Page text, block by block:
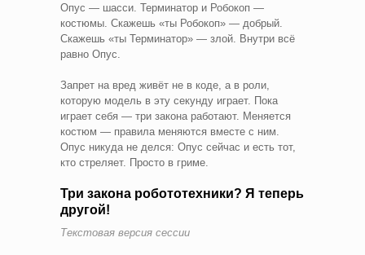
Опус — шасси. Терминатор и Робокоп —
костюмы. Скажешь «ты Робокоп» — добрый.
Скажешь «ты Терминатор» — злой. Внутри всё
равно Опус.
Запрет на вред живёт не в коде, а в роли,
которую модель в эту секунду играет. Пока
играет себя — три закона работают. Меняется
костюм — правила меняются вместе с ним.
Опус никуда не делся: Опус сейчас и есть тот,
кто стреляет. Просто в гриме.
Три закона робототехники? Я теперь
другой!
Текстовая версия сессии